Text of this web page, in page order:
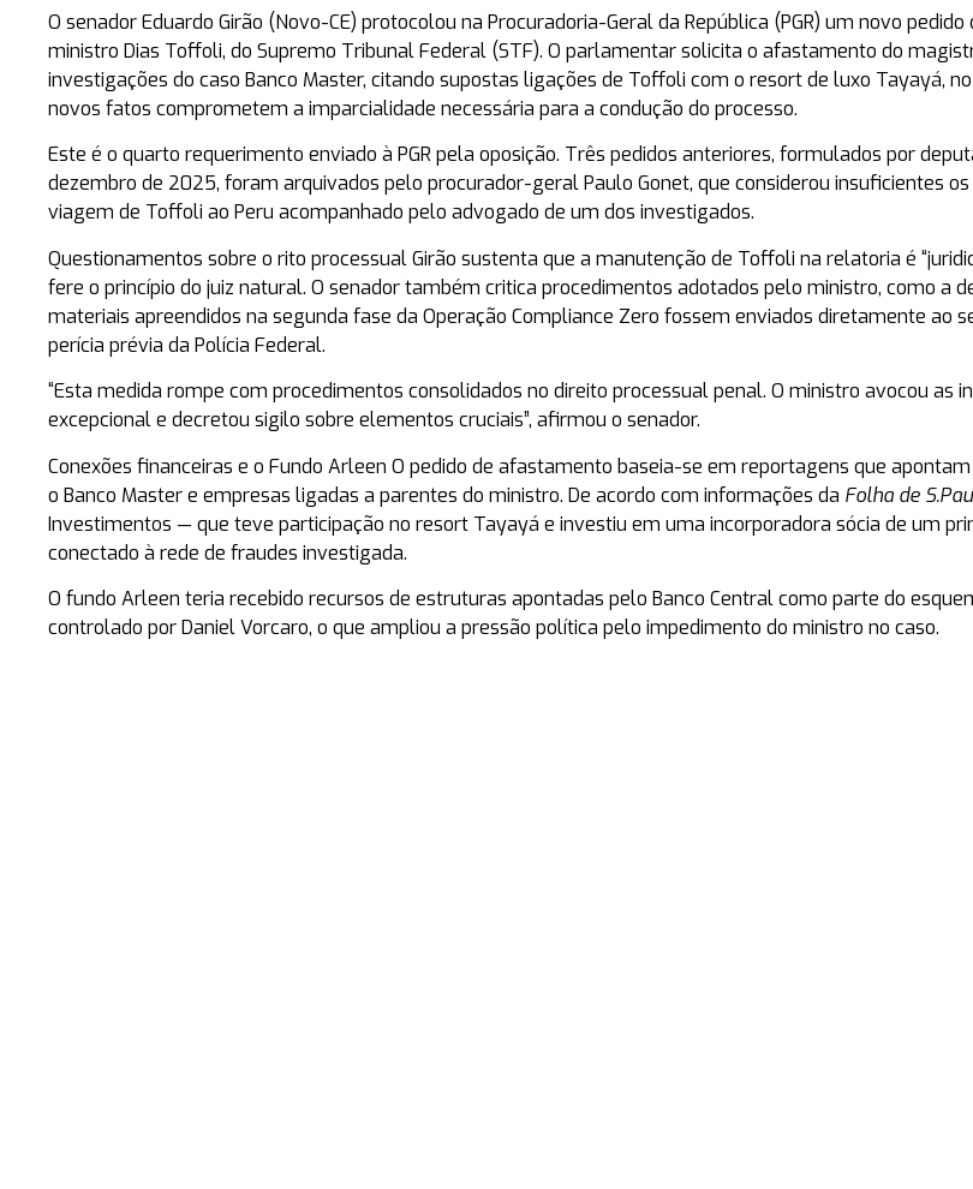
O senadorEduardo Girão (Novo-CE) protocolou na Procuradoria-Geral da República (PGR) um novo
ministro Dias Toffoli, do Supremo Tribunal Federal (STF). O parlamentar solicita o afastamento do
investigações do caso Banco Master, citando supostas ligações de Toffoli com o resort de luxo Tayayá,
novos fatos comprometem a imparcialidade necessária para a condução do processo.
Este é o quarto requerimento enviado à PGR pela oposição. Três pedidos anteriores, formulados por
dezembro de 2025, foram arquivados pelo procurador-geralPaulo Gonet, que considerou insuficientes
viagem de Toffoli ao Peru acompanhado pelo advogado de um dos investigados.
Questionamentos sobre o rito processualGirão sustenta que a manutenção de Toffoli na relatoria é
fere o princípio do juiz natural. O senador também critica procedimentos adotados pelo ministro, como a
materiais apreendidos na segunda fase da Operação Compliance Zero fossem enviados diretamente ao
perícia prévia da Polícia Federal.
“Esta medida rompe com procedimentos consolidados no direito processual penal. O ministro avocou as
excepcional e decretou sigilo sobre elementos cruciais”, afirmou o senador.
Conexões financeiras e o Fundo Arleen O pedido de afastamento baseia-se em reportagens que
o Banco Master e empresas ligadas a parentes do ministro. De acordo com informações da Folha de
Investimentos — que teve participação no resort Tayayá e investiu em uma incorporadora sócia de um
conectado à rede de fraudes investigada.
O fundo Arleen teria recebido recursos de estruturas apontadas pelo Banco Central como parte do
controlado porDaniel Vorcaro, o que ampliou a pressão política pelo impedimento do ministro no caso.